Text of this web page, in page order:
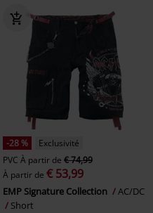
-28 %
Exclusivité
PVC À partir de € 74,99
À partir de € 53,99
EMP Signature Collection
AC/DC
Short